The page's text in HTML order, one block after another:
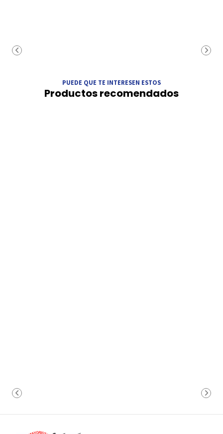
PUEDE QUE TE INTERESEN ESTOS
Productos recomendados